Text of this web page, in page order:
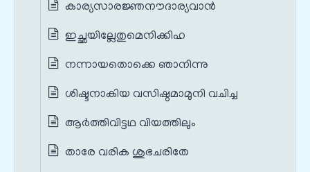
കാര്യസാരജ്ഞനൗദാര്യവാൻ
ഇച്ഛയില്ലേതുമെനിക്കിഹ
നന്നായതൊക്കെ ഞാനിന്നു
ശിഷ്ടനാകിയ വസിഷ്ഠമാമുനി വചിച്ച
ആർത്തിവിട്ടഥ വിയത്തിലും
താരേ വരിക ശുഭചരിതേ